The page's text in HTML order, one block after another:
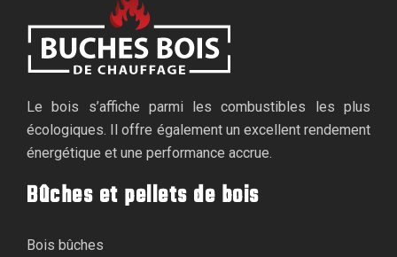
Le bois s’affiche parmi les combustibles les plus
écologiques. Il offre également un excellent rendement
énergétique et une performance accrue.
Bûches et pellets de bois
Bois bûches